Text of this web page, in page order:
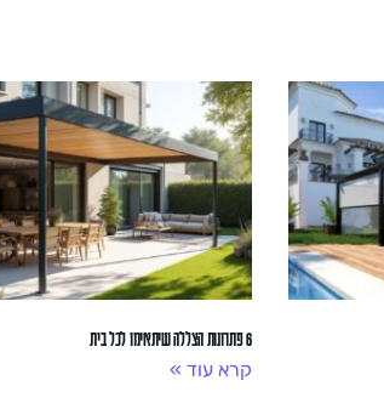
6 פתרונות הצללה שיתאימו לכל בית
קרא עוד »